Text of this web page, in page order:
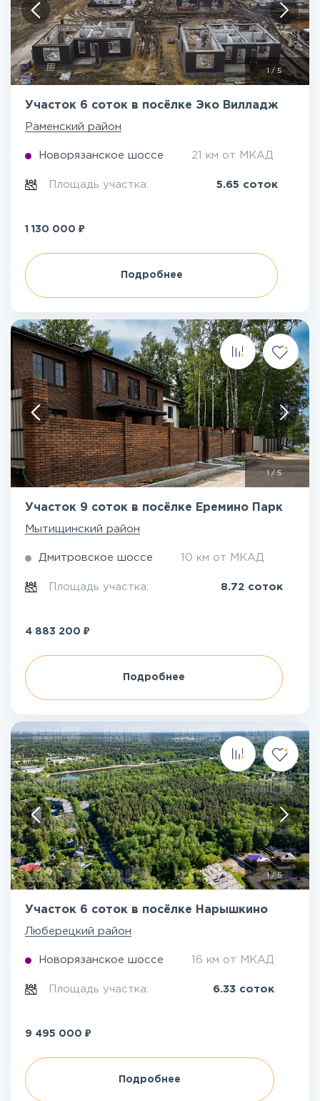
/ 5
Участок 6 соток в посёлке Эко Вилладж
Раменский район
Новорязанское шоссе 21 км от МКАД
Площадь участка: 5.65 соток
1 130 000 ₽
Подробнее
/ 5
Участок 9 соток в посёлке Еремино Парк
Мытищинский район
Дмитровское шоссе 10 км от МКАД
Площадь участка: 8.72 соток
4 883 200 ₽
Подробнее
1/ 5
Участок 6 соток в посёлке Нарышкино
Люберецкий район
Новорязанское шоссе 16 км от МКАД
Площадь участка: 6.33 соток
9 495 000 ₽
Подробнее